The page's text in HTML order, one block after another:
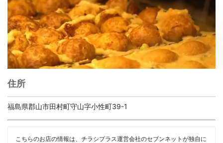
住所
福島県郡山市田村町守山字小性町39-1
こちらのお店の情報は、チラシプラス運営会社のセブンネットが独自に